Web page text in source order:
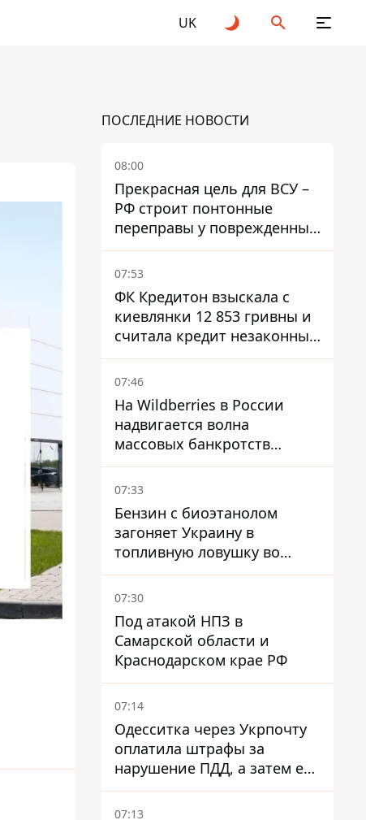
UK
ПОСЛЕДНИЕ НОВОСТИ
08:00
Прекрасная цель для ВСУ –
РФ строит понтонные
переправы у поврежденных
мостов на ТОТ
07:53
ФК Кредитон взыскала с
киевлянки 12 853 гривны и
считала кредит незаконным
- что решил суд
07:46
На Wildberries в России
надвигается волна
массовых банкротств
продавцов - Reuters
07:33
Бензин с биоэтанолом
загоняет Украину в
топливную ловушку во
время войны - Сергей Куюн
07:30
Под атакой НПЗ в
Самарской области и
Краснодарском крае РФ
07:14
Одесситка через Укрпочту
оплатила штрафы за
нарушение ПДД, а затем ее
счета заблокировали - в
чем причина и что решил
07:13